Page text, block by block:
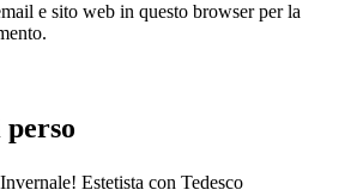
e sito web in questo browser per la